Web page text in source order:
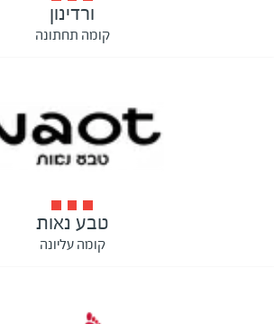
ורדינון
קומה תחתונה
טבע נאות
קומה עליונה